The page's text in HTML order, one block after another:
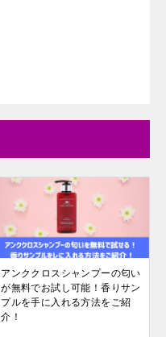
アンククロスシャンプーの匂い
が無料でお試し可能！香りサン
プルを手に入れる方法をご紹
介！